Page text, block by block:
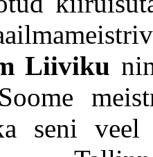
Liiviku
seni